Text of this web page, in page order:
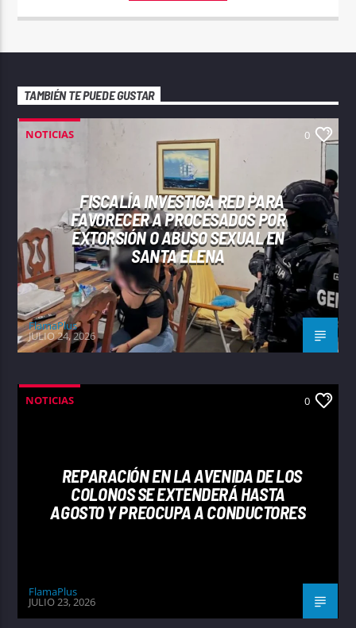
TAMBIÉN TE PUEDE GUSTAR
NOTICIAS 0
FISCALÍA INVESTIGA RED PARA
FAVORECER A PROCESADOS POR
EXTORSIÓN O ABUSO SEXUAL EN
SANTA ELENA
FlamaPlus
JULIO 24, 2026
NOTICIAS 0
REPARACIÓN EN LA AVENIDA DE LOS
COLONOS SE EXTENDERÁ HASTA
AGOSTO Y PREOCUPA A CONDUCTORES
FlamaPlus
JULIO 23, 2026